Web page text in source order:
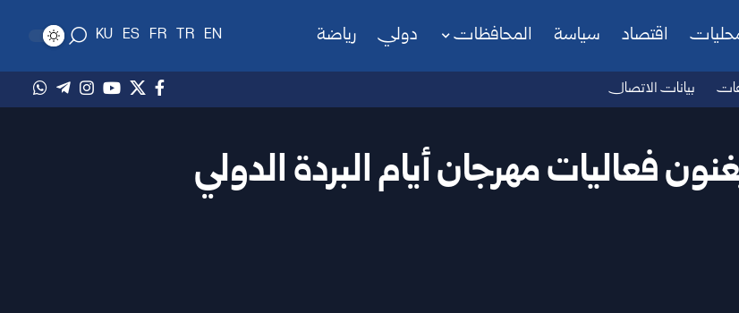
اقتصاد سياسة المحافظات دولي رياضة EN
TR
FR
ES
KU
بيانات الاتصال
فعاليات مهرجان أيام البردة الدولي